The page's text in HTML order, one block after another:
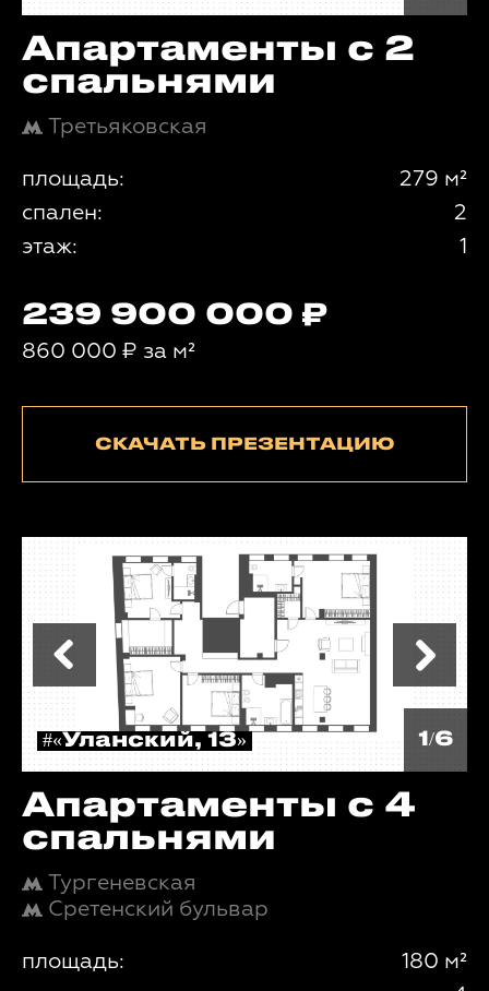
Апартаменты с 2
спальнями
Третьяковская
площадь:
279 м²
спален:
2
этаж:
1
239 900 000
860 000 ₽ за м²
СКАЧАТЬ ПРЕЗЕНТАЦИЮ
#«Уланский, 13» 1/6
Апартаменты с 4
спальнями
Тургеневская
Сретенский бульвар
площадь:
180 м²